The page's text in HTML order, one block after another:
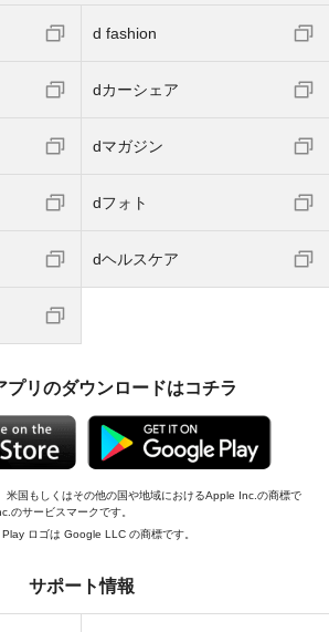
d fashion
dカーシェア
dマガジン
dフォト
dヘルスケア
プリのダウンロードはコチラ
国もしくはその他の国や地域におけるApple Inc.の商標で
のサービスマークです。
ロゴは Google LLC の商標です。
サポート情報